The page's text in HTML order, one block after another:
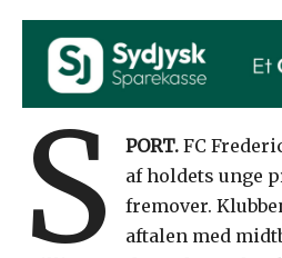
S PORT. FC
af holdets unge
fremover.
aftalen med